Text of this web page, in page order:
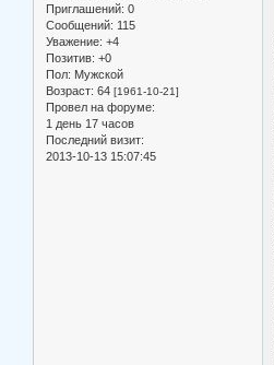
Приглашений: 0
Сообщений: 115
Уважение: +4
Позитив: +0
Пол: Мужской
Возраст: 64 [1961-10-21]
Провел на форуме:
1 день 17 часов
Последний визит:
2013-10-13 15:07:45